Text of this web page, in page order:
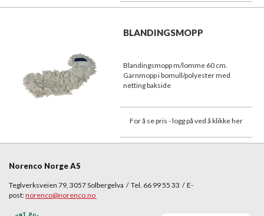
BLANDINGSMOPP
Blandingsmopp m/lomme 60 cm.
Garnmopp i bomull/polyester med
netting bakside
For å se pris - logg på ved å klikke her
Norenco Norge AS
Teglverksveien 79, 3057 Solbergelva / Tel. 66 99 55 33 / E-
post:norenco@norenco.no